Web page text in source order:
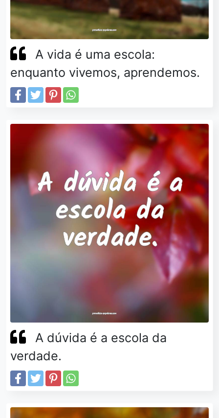
A vida é uma escola:
enquanto vivemos, aprendemos.
A dúvida é a escola da
verdade.